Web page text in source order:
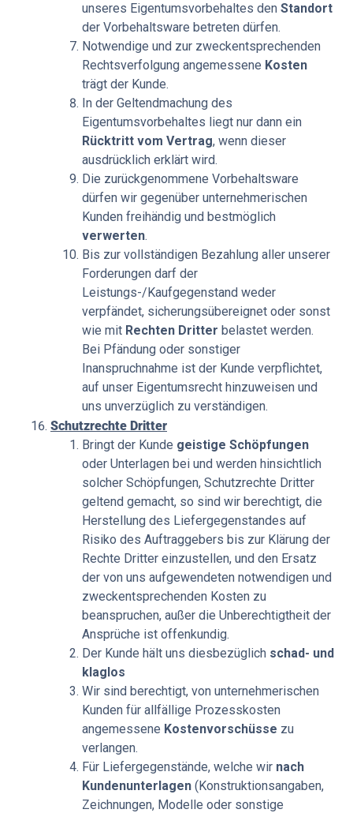
unseres Eigentumsvorbehaltes den Standort
der Vorbehaltsware betreten dürfen.
Notwendige und zur zweckentsprechenden
Rechtsverfolgung angemessene Kosten
trägt der Kunde.
In der Geltendmachung des
Eigentumsvorbehaltes liegt nur dann ein
Rücktritt vom Vertrag, wenn dieser
ausdrücklich erklärt wird.
Die zurückgenommene Vorbehaltsware
dürfen wir gegenüber unternehmerischen
Kunden freihändig und bestmöglich
verwerten.
Bis zur vollständigen Bezahlung aller unserer
Forderungen darf der
Leistungs-/Kaufgegenstand weder
verpfändet, sicherungsübereignet oder sonst
wie mit Rechten Dritter belastet werden.
Bei Pfändung oder sonstiger
Inanspruchnahme ist der Kunde verpflichtet,
auf unser Eigentumsrecht hinzuweisen und
uns unverzüglich zu verständigen.
Schutzrechte Dritter
Bringt der Kunde geistige Schöpfungen
oder Unterlagen bei und werden hinsichtlich
solcher Schöpfungen, Schutzrechte Dritter
geltend gemacht, so sind wir berechtigt, die
Herstellung des Liefergegenstandes auf
Risiko des Auftraggebers bis zur Klärung der
Rechte Dritter einzustellen, und den Ersatz
der von uns aufgewendeten notwendigen und
zweckentsprechenden Kosten zu
beanspruchen, außer die Unberechtigtheit der
Ansprüche ist offenkundig.
Der Kunde hält uns diesbezüglich schad- und
klaglos
Wir sind berechtigt, von unternehmerischen
Kunden für allfällige Prozesskosten
angemessene Kostenvorschüsse zu
verlangen.
Für Liefergegenstände, welche wir nach
Kundenunterlagen (Konstruktionsangaben,
Zeichnungen, Modelle oder sonstige